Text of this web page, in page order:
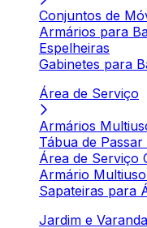
Conjuntos de
Armários para
Espelheiras
Gabinetes para
Área de Serviço
Armários
Tábua de
Área de Serviço
Armário
Sapateiras para
Jardim e Varanda